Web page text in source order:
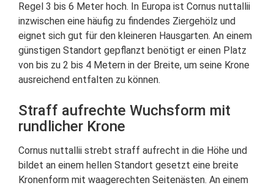
Regel 3 bis 6 Meter hoch. In Europa ist Cornus nuttallii
inzwischen eine häufig zu findendes Ziergehölz und
eignet sich gut für den kleineren Hausgarten. An einem
günstigen Standort gepflanzt benötigt er einen Platz
von bis zu 2 bis 4 Metern in der Breite, um seine Krone
ausreichend entfalten zu können.
Straff aufrechte Wuchsform mit
rundlicher Krone
Cornus nuttallii strebt straff aufrecht in die Höhe und
bildet an einem hellen Standort gesetzt eine breite
Kronenform mit waagerechten Seitenästen. An einem